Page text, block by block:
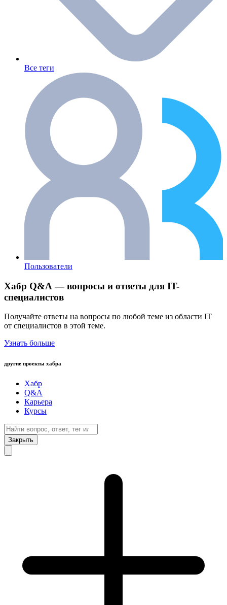
Все теги
Пользователи
Хабр Q&A — вопросы и ответы для IT-
специалистов
Получайте ответы на вопросы по любой теме из области IT
от специалистов в этой теме.
Узнать больше
другие проекты хабра
Хабр
Q&A
Карьера
Курсы
Закрыть